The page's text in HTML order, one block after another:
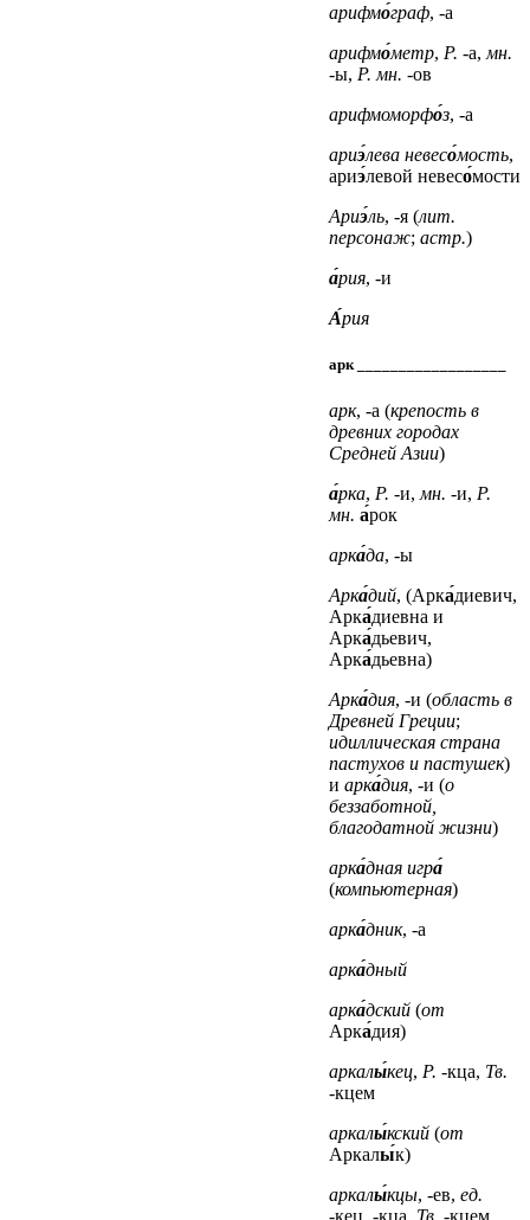
арифмо́граф, -а
арифмо́метр, Р. -а, мн.
-ы, Р. мн. -ов
арифмоморфо́з, -а
ариэ́лева невесо́мость,
ариэ́левой невесо́мости
Ариэ́ль, -я (лит.
персонаж; астр.)
а́рия, -и
А́рия
арк __________________
арк, -а (крепость в
древних городах
Средней Азии)
а́рка, Р. -и, мн. -и, Р.
мн. а́рок
арка́да, -ы
Арка́дий, (Арка́диевич,
Арка́диевна и
Арка́дьевич,
Арка́дьевна)
Арка́дия, -и (область в
Древней Греции;
идиллическая страна
пастухов и пастушек)
и арка́дия, -и (о
беззаботной,
благодатной жизни)
арка́дная игра́
(компьютерная)
арка́дник, -а
арка́дный
арка́дский (от
Арка́дия)
аркалы́кец, Р. -кца, Тв.
-кцем
аркалы́кский (от
Аркалы́к)
аркалы́кцы, -ев, ед.
-кец, -кца, Тв. -кцем